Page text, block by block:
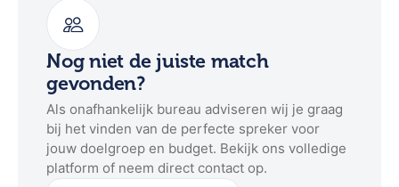
ook de mogelijkheid van een Q&A-sessie, waarbij een
interviewer met haar in gesprek gaat. In overleg met
de opdrachtgever kunnen hierbij specifieke
onderwerpen of thema’s worden uitgelicht, met
daarnaast ruimte voor vragen uit het publiek.
Astrid Holleeder is advocaat, auteur van meerdere
bestsellers en de zus van crimineel Willem Holleeder.
Nog niet de juiste match
gevonden?
Als onafhankelijk bureau adviseren wij je graag
bij het vinden van de perfecte spreker voor
jouw doelgroep en budget. Bekijk ons volledige
platform of neem direct contact op.